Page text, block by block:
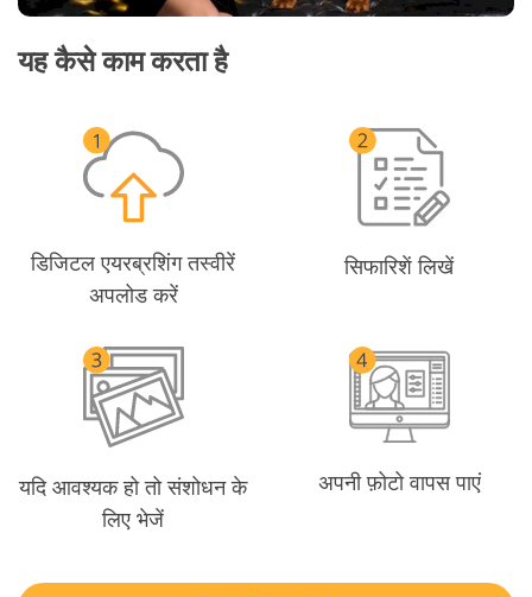
यह कैसे काम करता है
डिजिटल एयरब्रशिंग तस्वीरें
अपलोड करें
सिफारिशें लिखें
यदि आवश्यक हो तो संशोधन के
लिए भेजें
अपनी फ़ोटो वापस पाएं